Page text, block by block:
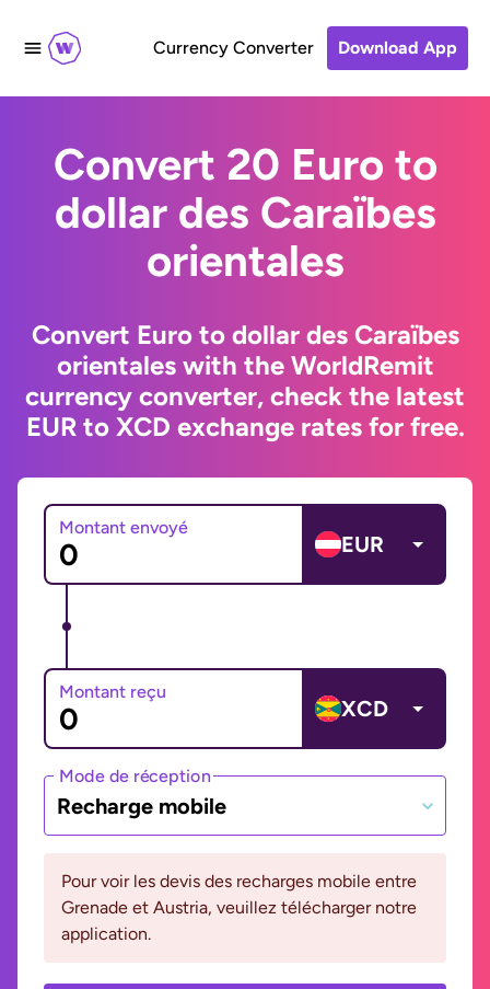
Currency Converter Download App
Convert 20 Euro to
dollar des Caraïbes
orientales
Convert Euro to dollar des Caraïbes
orientales with the WorldRemit
currency converter, check the latest
EUR to XCD exchange rates for free.
Montant envoyé
EUR
Montant reçu
XCD
Mode de réception
Recharge mobile
Pour voir les devis des recharges mobile entre
Grenade et Austria, veuillez télécharger notre
application.